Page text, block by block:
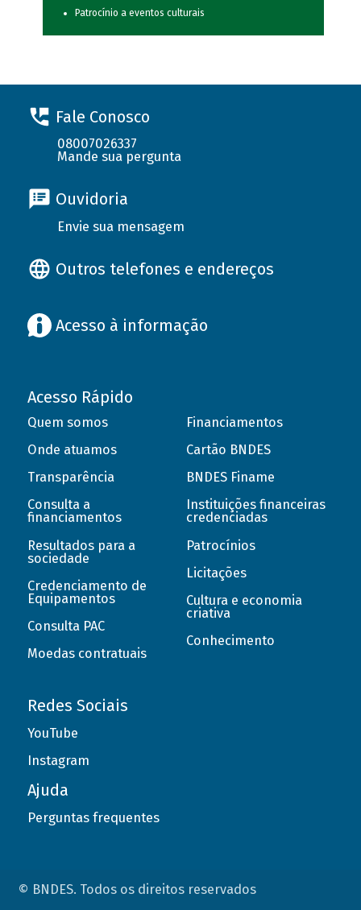
Patrocínio a eventos culturais
Fale Conosco
08007026337
Mande sua pergunta
Ouvidoria
Envie sua mensagem
Outros telefones e endereços
Acesso à informação
Acesso Rápido
Quem somos
Onde atuamos
Transparência
Consulta a
financiamentos
Resultados para a
sociedade
Credenciamento de
Equipamentos
Consulta PAC
Moedas contratuais
Financiamentos
Cartão BNDES
BNDES Finame
Instituições financeiras
credenciadas
Patrocínios
Licitações
Cultura e economia
criativa
Conhecimento
Redes Sociais
YouTube
Instagram
Ajuda
Perguntas frequentes
© BNDES. Todos os direitos reservados